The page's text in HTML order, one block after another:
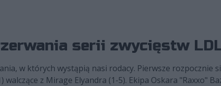
serii zwycięstw
w których wystąpią nasi rodacy. Pierwsze rozpocznie
z Mirage Elyandra (1-5). Ekipa Oskara "Raxxo"